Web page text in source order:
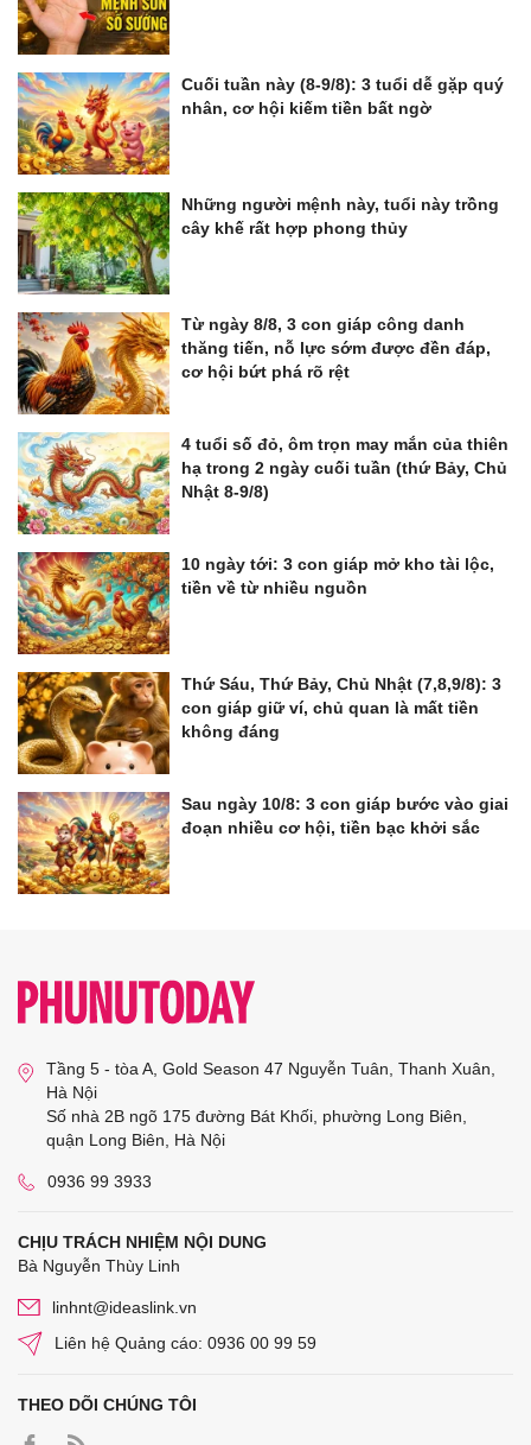
Cuối tuần này (8-9/8): 3 tuổi dễ gặp quý
nhân, cơ hội kiếm tiền bất ngờ
Những người mệnh này, tuổi này trồng
cây khế rất hợp phong thủy
Từ ngày 8/8, 3 con giáp công danh
thăng tiến, nỗ lực sớm được đền đáp,
cơ hội bứt phá rõ rệt
4 tuổi số đỏ, ôm trọn may mắn của thiên
hạ trong 2 ngày cuối tuần (thứ Bảy, Chủ
Nhật 8-9/8)
10 ngày tới: 3 con giáp mở kho tài lộc,
tiền về từ nhiều nguồn
Thứ Sáu, Thứ Bảy, Chủ Nhật (7,8,9/8): 3
con giáp giữ ví, chủ quan là mất tiền
không đáng
Sau ngày 10/8: 3 con giáp bước vào giai
đoạn nhiều cơ hội, tiền bạc khởi sắc
Tầng 5 - tòa A, Gold Season 47 Nguyễn Tuân, Thanh Xuân,
Hà Nội
Số nhà 2B ngõ 175 đường Bát Khối, phường Long Biên,
quận Long Biên, Hà Nội
0936 99 3933
CHỊU TRÁCH NHIỆM NỘI DUNG
Bà Nguyễn Thùy Linh
linhnt@ideaslink.vn
Liên hệ Quảng cáo: 0936 00 99 59
THEO DÕI CHÚNG TÔI